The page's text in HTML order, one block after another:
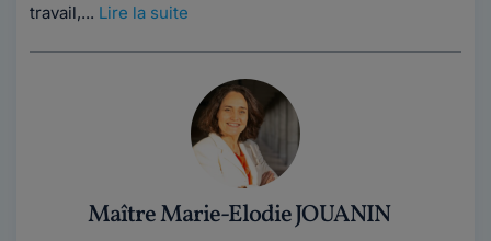
travail,... Lire la suite
Maître Marie-Elodie JOUANIN